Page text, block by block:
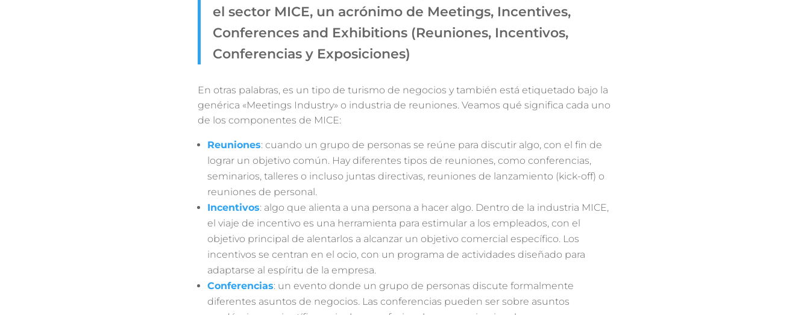
el sector MICE, un acrónimo de Meetings, Incentives,
Conferences and Exhibitions (Reuniones, Incentivos,
Conferencias y Exposiciones)
En otras palabras, es un tipo de turismo de negocios y también está etiquetado bajo la
genérica «Meetings Industry» o industria de reuniones. Veamos qué significa cada uno
de los componentes de MICE:
Reuniones: cuando un grupo de personas se reúne para discutir algo, con el fin de
lograr un objetivo común. Hay diferentes tipos de reuniones, como conferencias,
seminarios, talleres o incluso juntas directivas, reuniones de lanzamiento (kick-off) o
reuniones de personal.
Incentivos: algo que alienta a una persona a hacer algo. Dentro de la industria MICE,
el viaje de incentivo es una herramienta para estimular a los empleados, con el
objetivo principal de alentarlos a alcanzar un objetivo comercial específico. Los
incentivos se centran en el ocio, con un programa de actividades diseñado para
adaptarse al espíritu de la empresa.
Conferencias: un evento donde un grupo de personas discute formalmente
diferentes asuntos de negocios. Las conferencias pueden ser sobre asuntos